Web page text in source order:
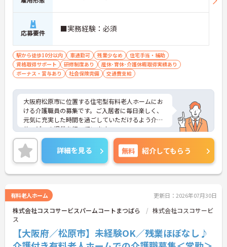
応募要件 ■実務経験：必須
駅から徒歩10分以内 車通勤可 残業少なめ
住宅手当・補助
資格取得サポート
研修制度あり
産休･育休･介護休暇取得実績あり
ボーナス・賞与あり
社会保険完備 交通費支給
大阪府松原市に位置する住宅型有料老人ホームにお
ける介護職員の募集です。ご入居者に毎日楽しく、
元気に充実した時間を過ごしていただけるよう介護
サービスの提供を行っています。
施設は最寄駅より徒歩圏内とアクセス便利な立地に
あります。残業が月平均5時間程度と少なめなので、
ワークライフバランスを保ちながらご勤務いただけ
ます。
ご興味のある方には、面接対策ポイントなど、さら
さい！
詳細を見る 無料 紹介してもらう
有料老人ホーム 更新日：2026年07月30日
株式会社コスコサービスパームコートまつばら
株式会社コスコサービ
ス
【大阪府／松原市】未経験OK／残業ほぼなし♪